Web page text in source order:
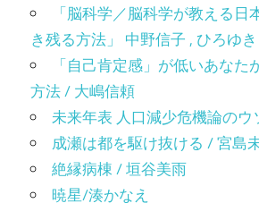
「脳科学／脳科学が教える日
き残る方法」 中野信子 , ひろゆき
「自己肯定感」が低いあなた
方法 / 大嶋信頼
未来年表 人口減少危機論のウ
成瀬は都を駆け抜ける / 宮島
絶縁病棟 / 垣谷美雨
暁星/湊かなえ